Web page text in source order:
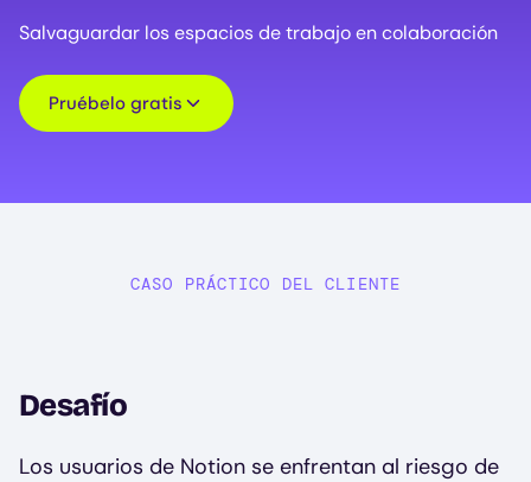
Salvaguardar los espacios de trabajo en colaboración
Pruébelo gratis
CASO PRÁCTICO DEL CLIENTE
Desafío
Los usuarios de Notion se enfrentan al riesgo de